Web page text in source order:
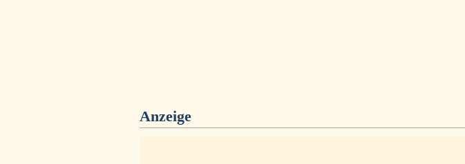
Anzeige